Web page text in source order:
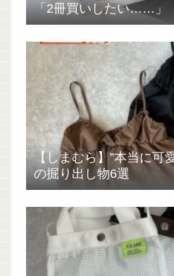
「2冊買いしたい……」
【しまむら】”本当に可
の掘り出し物6選